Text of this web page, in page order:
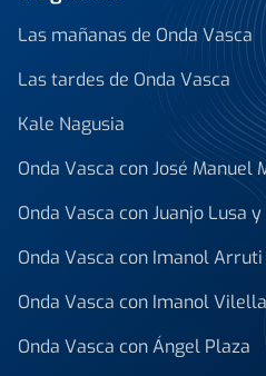
Las mañanas de Onda Vasca
Las tardes de Onda Vasca
Kale Nagusia
Onda Vasca con José Manuel
Onda Vasca con Juanjo Lusa
Onda Vasca con Imanol Arruti
Onda Vasca con Imanol Vilella
Onda Vasca con Ángel Plaza